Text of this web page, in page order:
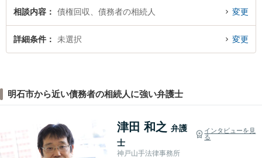
相談内容 債権回収、債務者の相続人 変更
詳細条件 未選択 変更
明石市から近い債務者の相続人に強い弁護士
津田 和之 弁護
士
インタビューを見
る
神戸山手法律事務所